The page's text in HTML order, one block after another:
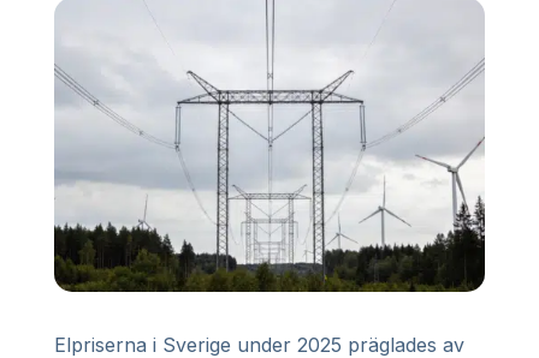
Elpriserna i Sverige under 2025 präglades av